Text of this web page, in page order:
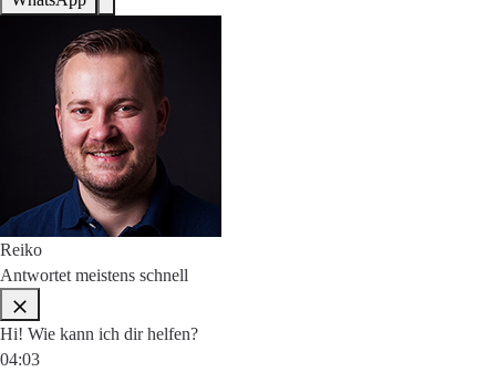
Reiko
Antwortet meistens schnell
Hi! Wie kann ich dir helfen?
04:03